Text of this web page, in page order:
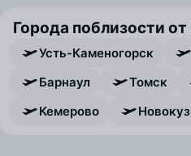
Города поблизости
Усть-Каменогорск
Барнаул
Томск
Кемерово